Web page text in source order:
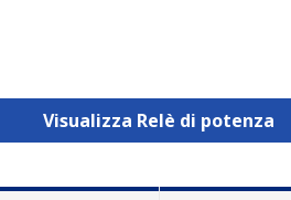
Visualizza Relè di potenza